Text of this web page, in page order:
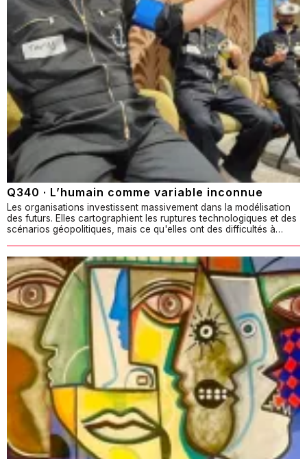
Q340 · L’humain comme variable inconnue
Les organisations investissent massivement dans la modélisation
des futurs. Elles cartographient les ruptures technologiques et des
scénarios géopolitiques, mais ce qu'elles ont des difficultés à…